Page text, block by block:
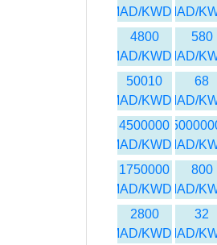
MAD/
MAD/KWD
580
MAD/
4800
MAD/KWD
68
MAD/
50010
MAD/KWD
MAD/
4500000
MAD/KWD
800
MAD/
1750000
MAD/KWD
32
MAD/
2800
MAD/KWD